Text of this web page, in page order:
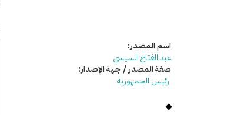
اسم المصدر:
عبد الفتاح السيسي
صفة المصدر / جهة الإصدار:
رئيس الجمهورية